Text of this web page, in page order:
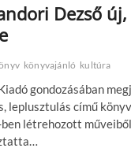
Dezső
könyvajánló kultúra
gondozásában
leplusztulás című
létrehozott